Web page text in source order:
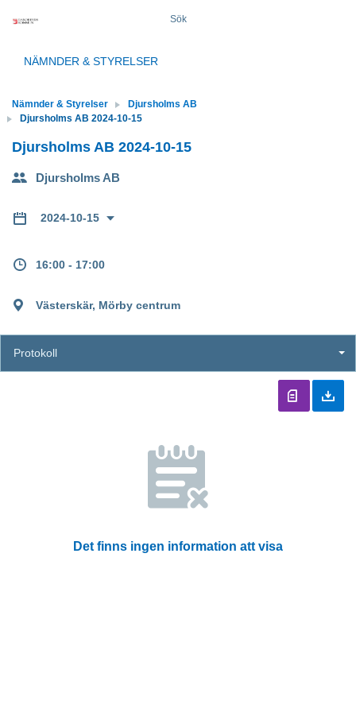
Sök
NÄMNDER & STYRELSER
Nämnder & Styrelser
Djursholms AB
Djursholms AB 2024-10-15
Djursholms AB 2024-10-15
Djursholms AB
2024-10-15
16:00 - 17:00
Västerskär, Mörby centrum
Protokoll
Det finns ingen information att visa